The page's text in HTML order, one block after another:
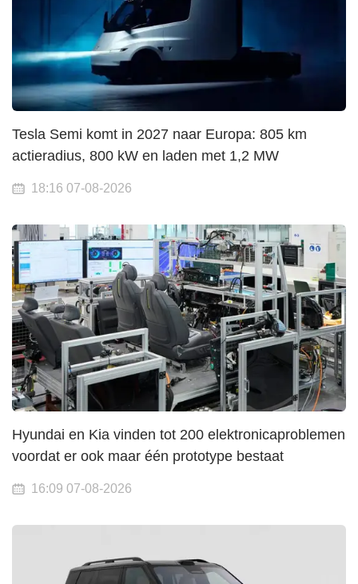
Tesla Semi komt in 2027 naar Europa: 805 km
actieradius, 800 kW en laden met 1,2 MW
18:16 07-08-2026
Hyundai en Kia vinden tot 200 elektronicaproblemen
voordat er ook maar één prototype bestaat
16:09 07-08-2026